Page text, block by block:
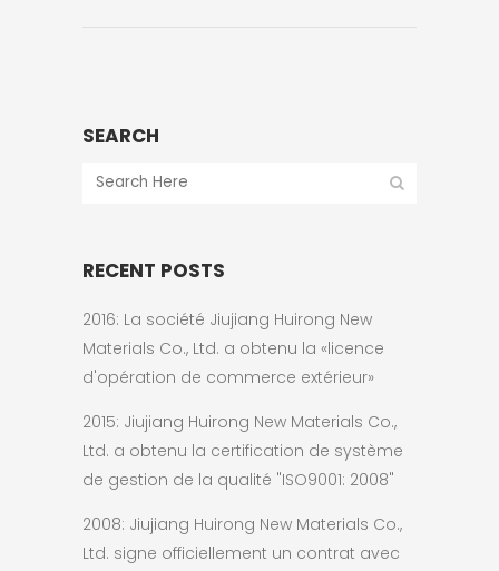
SEARCH
RECENT POSTS
2016: La société Jiujiang Huirong New
Materials Co., Ltd. a obtenu la «licence
d'opération de commerce extérieur»
2015: Jiujiang Huirong New Materials Co.,
Ltd. a obtenu la certification de système
de gestion de la qualité "ISO9001: 2008"
2008: Jiujiang Huirong New Materials Co.,
Ltd. signe officiellement un contrat avec